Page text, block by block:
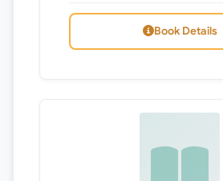
Book Details